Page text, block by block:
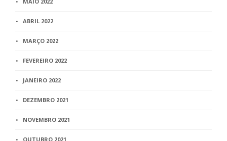
ABRIL 2022
MARÇO 2022
FEVEREIRO 2022
JANEIRO 2022
DEZEMBRO 2021
NOVEMBRO 2021
OUTUBRO 2021